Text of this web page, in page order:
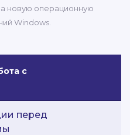
новую операционную
Windows.
с
перед